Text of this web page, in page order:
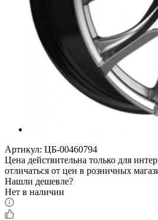
Артикул: ЦБ-00460794
Цена действительна только для
отличаться от цен в розничных
Нашли дешевле?
Нет в наличии